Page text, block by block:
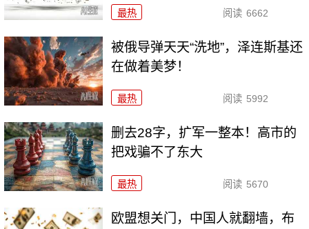
最热 阅读 6662
被俄导弹天天“洗地”，泽连斯基还
在做着美梦！
最热 阅读 5992
删去28字，扩军一整本！高市的
把戏骗不了东大
最热 阅读 5670
欧盟想关门，中国人就翻墙，布